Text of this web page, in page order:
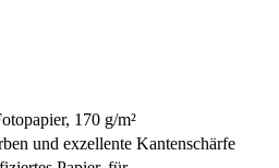
170 g/m²
und exzellente Kantenschärfe